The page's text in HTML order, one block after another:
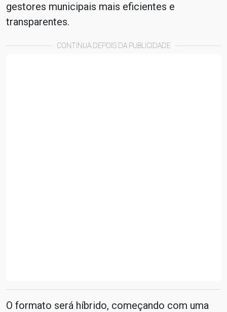
gestores municipais mais eficientes e
transparentes.
CONTINUA DEPOIS DA PUBLICIDADE
O formato será híbrido, começando com uma